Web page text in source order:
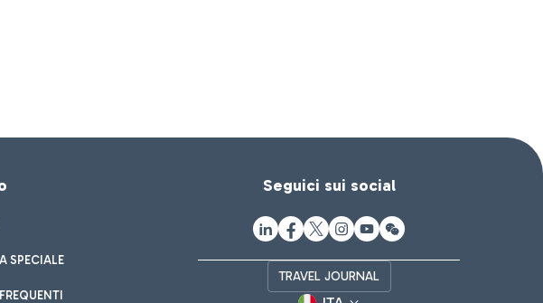
SPECIALE
Seguici sui social
TRAVEL JOURNAL